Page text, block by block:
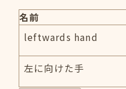
名前
leftwards hand
左に向けた手